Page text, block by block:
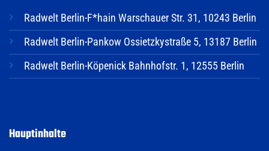
Radwelt Berlin-F*hain Warschauer Str. 31, 10243 Berlin
Radwelt Berlin-Pankow Ossietzkystraße 5, 13187 Berlin
Radwelt Berlin-Köpenick Bahnhofstr. 1, 12555 Berlin
Hauptinhalte